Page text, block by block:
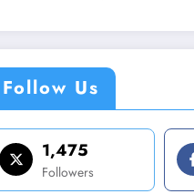
Follow Us
1,475
Followers